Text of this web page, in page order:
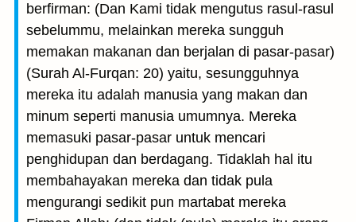
berfirman: (Dan Kami tidak mengutus rasul-rasul
sebelummu, melainkan mereka sungguh
memakan makanan dan berjalan di pasar-pasar)
(Surah Al-Furqan: 20) yaitu, sesungguhnya
mereka itu adalah manusia yang makan dan
minum seperti manusia umumnya. Mereka
memasuki pasar-pasar untuk mencari
penghidupan dan berdagang. Tidaklah hal itu
membahayakan mereka dan tidak pula
mengurangi sedikit pun martabat mereka